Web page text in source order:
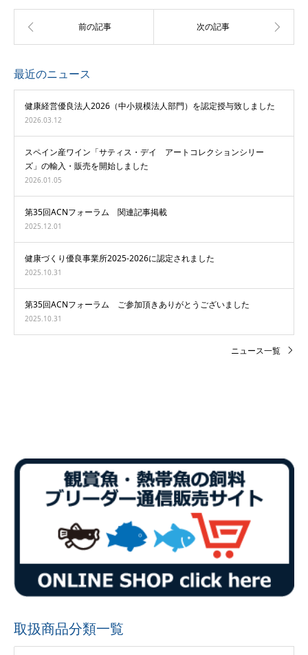
最近のニュース
健康経営優良法人2026（中小規模法人部門）を認定授与致しました
2026.03.12
スペイン産ワイン「サティス・デイ アートコレクションシリー
ズ」の輸入・販売を開始しました
2026.01.05
第35回ACNフォーラム 関連記事掲載
2025.12.01
健康づくり優良事業所2025-2026に認定されました
2025.10.31
第35回ACNフォーラム ご参加頂きありがとうございました
2025.10.31
ニュース一覧
取扱商品分類一覧